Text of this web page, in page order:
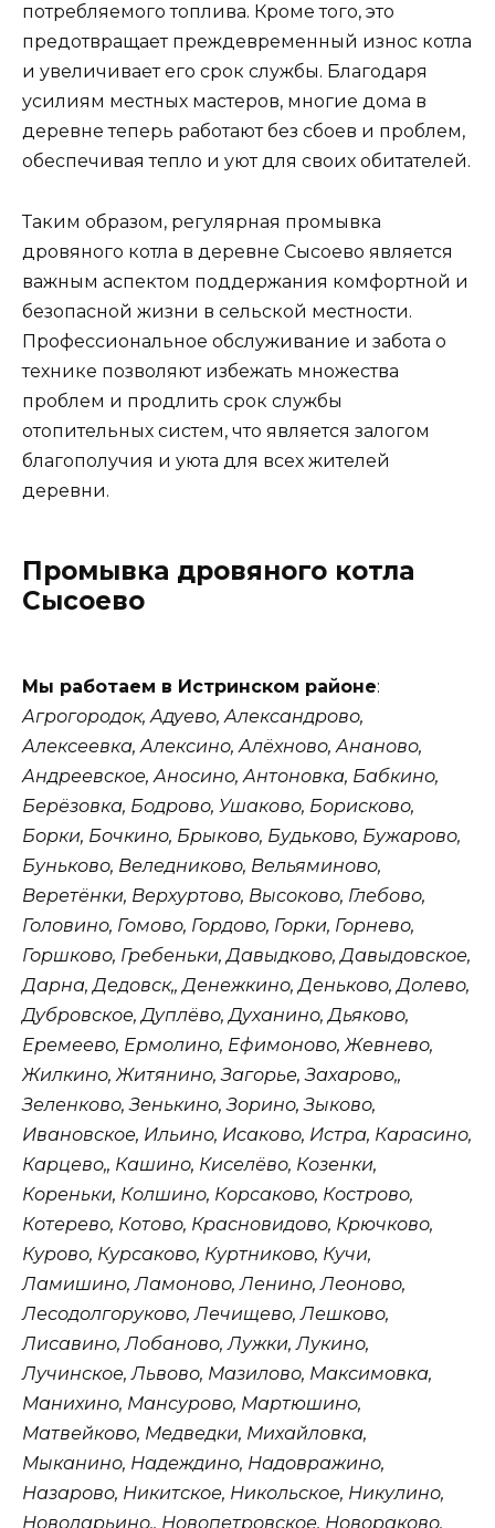
потребляемого топлива. Кроме того, это
предотвращает преждевременный износ котла
и увеличивает его срок службы. Благодаря
усилиям местных мастеров, многие дома в
деревне теперь работают без сбоев и проблем,
обеспечивая тепло и уют для своих обитателей.
Таким образом, регулярная промывка
дровяного котла в деревне Сысоево является
важным аспектом поддержания комфортной и
безопасной жизни в сельской местности.
Профессиональное обслуживание и забота о
технике позволяют избежать множества
проблем и продлить срок службы
отопительных систем, что является залогом
благополучия и уюта для всех жителей
деревни.
Промывка дровяного котла
Сысоево
Мы работаем в Истринском районе:
Агрогородок, Адуево, Александрово,
Алексеевка, Алексино, Алёхново, Ананово,
Андреевское, Аносино, Антоновка, Бабкино,
Берёзовка, Бодрово, Ушаково, Борисково,
Борки, Бочкино, Брыково, Будьково, Бужарово,
Буньково, Веледниково, Вельяминово,
Веретёнки, Верхуртово, Высоково, Глебово,
Головино, Гомово, Гордово, Горки, Горнево,
Горшково, Гребеньки, Давыдково, Давыдовское,
Дарна, Дедовск,, Денежкино, Деньково, Долево,
Дубровское, Дуплёво, Духанино, Дьяково,
Еремеево, Ермолино, Ефимоново, Жевнево,
Жилкино, Житянино, Загорье, Захарово,,
Зеленково, Зенькино, Зорино, Зыково,
Ивановское, Ильино, Исаково, Истра, Карасино,
Карцево,, Кашино, Киселёво, Козенки,
Кореньки, Колшино, Корсаково, Кострово,
Котерево, Котово, Красновидово, Крючково,
Курово, Курсаково, Куртниково, Кучи,
Ламишино, Ламоново, Ленино, Леоново,
Лесодолгоруково, Лечищево, Лешково,
Лисавино, Лобаново, Лужки, Лукино,
Лучинское, Львово, Мазилово, Максимовка,
Манихино, Мансурово, Мартюшино,
Матвейково, Медведки, Михайловка,
Мыканино, Надеждино, Надовражино,
Назарово, Никитское, Никольское, Никулино,
Новодарьино,, Новопетровское, Новораково,